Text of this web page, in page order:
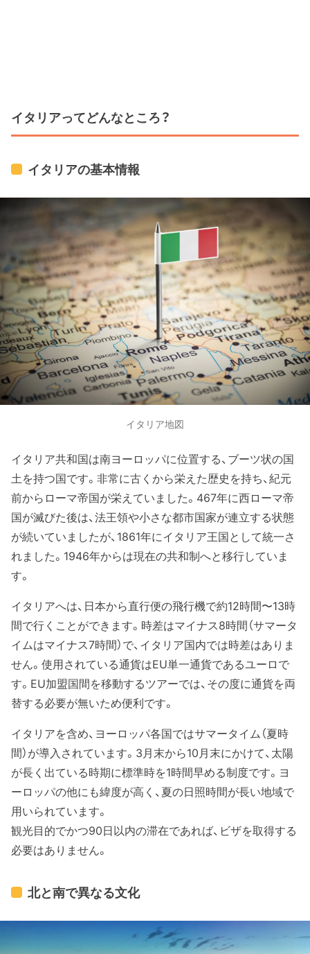
イタリアってどんなところ？
イタリアの基本情報
イタリア地図
イタリア共和国は南ヨーロッパに位置する、ブーツ状の国
土を持つ国です。非常に古くから栄えた歴史を持ち、紀元
前からローマ帝国が栄えていました。467年に西ローマ帝
国が滅びた後は、法王領や小さな都市国家が連立する状態
が続いていましたが、1861年にイタリア王国として統一さ
れました。1946年からは現在の共和制へと移行していま
す。
イタリアへは、日本から直行便の飛行機で約12時間〜13時
間で行くことができます。時差はマイナス8時間（サマータ
イムはマイナス7時間）で、イタリア国内では時差はありま
せん。使用されている通貨はEU単一通貨であるユーロで
す。EU加盟国間を移動するツアーでは、その度に通貨を両
替する必要が無いため便利です。
イタリアを含め、ヨーロッパ各国ではサマータイム（夏時
間）が導入されています。3月末から10月末にかけて、太陽
が長く出ている時期に標準時を1時間早める制度です。ヨ
ーロッパの他にも緯度が高く、夏の日照時間が長い地域で
用いられています。
観光目的でかつ90日以内の滞在であれば、ビザを取得する
必要はありません。
北と南で異なる文化